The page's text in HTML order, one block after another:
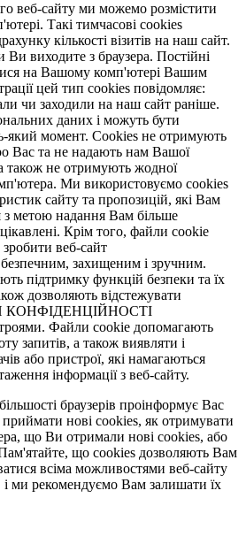
веб-сайту ми можемо розмістити
Такі тимчасові cookies
кількості візитів на наш сайт.
виходите з браузера. Постійні
на Вашому комп'ютері Вашим
цей тип cookies повідомляє:
чи заходили на наш сайт раніше.
даних і можуть бути
який момент. Сookies не отримують
Вас та не надають нам Вашої
також не отримують жодної
Ми використовуємо cookies
сайту та пропозицій, які Вам
з метою надання Вам більше
Крім того, файли cookie
веб-сайт
захищеним і зручним.
підтримку функцій безпеки та їх
дозволяють відстежувати
КОНФІДЕНЦІЙНОСТІ
Файли cookie допомагають
запитів, а також виявляти і
або пристрої, які намагаються
інформації з веб-сайту.
браузерів проінформує Вас
приймати нові cookies, як отримувати
що Ви отримали нові cookies, або
що cookies дозволяють Вам
всіма можливостями веб-сайту
і ми рекомендуємо Вам залишати їх